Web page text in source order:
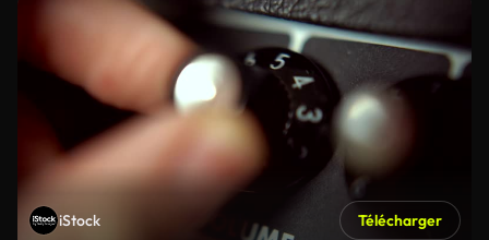
iStock Télécharger